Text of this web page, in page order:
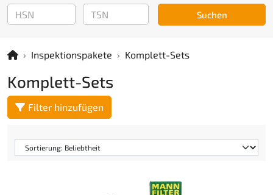
Suchen
Inspektionspakete Komplett-Sets
Komplett-Sets
Filter hinzufügen